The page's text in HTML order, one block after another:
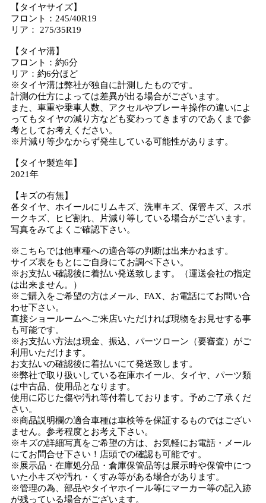
【タイヤサイズ】
フロント：245/40R19
リア： 275/35R19
【タイヤ溝】
フロント：約6分
リア：約6分ほど
※タイヤ溝は弊社が独自に計測したものです。
計測の仕方によっては差異が出る場合がございます。
また、車重や乗車人数、アクセルやブレーキ操作の違いによ
ってもタイヤの減り方なども変わってきますのであくまで参
考としてお考えください。
※片減り等少なからず発生している可能性があります。
【タイヤ製造年】
2021年
【キズの有無】
各タイヤ、ホイールにリムキズ、洗車キズ、保管キズ、スポ
ークキズ、ヒビ割れ、片減り等している場合がございます。
写真をみてよくご確認下さい。
※こちらでは他車種への適合等の判断は出来かねます。
サイズ表をもとにご自身にてお調べ下さい。
※お支払い確認後に着払い発送致します。（運送会社の指定
は出来ません。）
※ご購入をご希望の方はメール、FAX、お電話にてお問い合
わせ下さい。
直接ショールームへご来店いただければ現物をお見せする事
も可能です。
※お支払い方法は現金、振込、パーツローン（要審査）がご
利用いただけます。
お支払いの確認後に着払いにて発送致します。
※弊社で取り扱いしている在庫ホイール、タイヤ、パーツ類
は中古品、使用品となります。
使用に応じた傷や汚れ等付着しております。予めご了承くだ
さい。
※商品説明欄の適合車種は車検等を保証するものではござい
ません。参考程度とお考え下さい。
※キズの詳細写真をご希望の方は、お気軽にお電話・メール
にてお問合せ下さい！店頭での確認も可能です。
※展示品・在庫処分品・倉庫保管品等は展示時や保管中につ
いた小キズや汚れ・くすみ等がある場合があります。
※管理の為、部品やタイヤホイール等にマーカー等の記入跡
が残っている場合がございます。